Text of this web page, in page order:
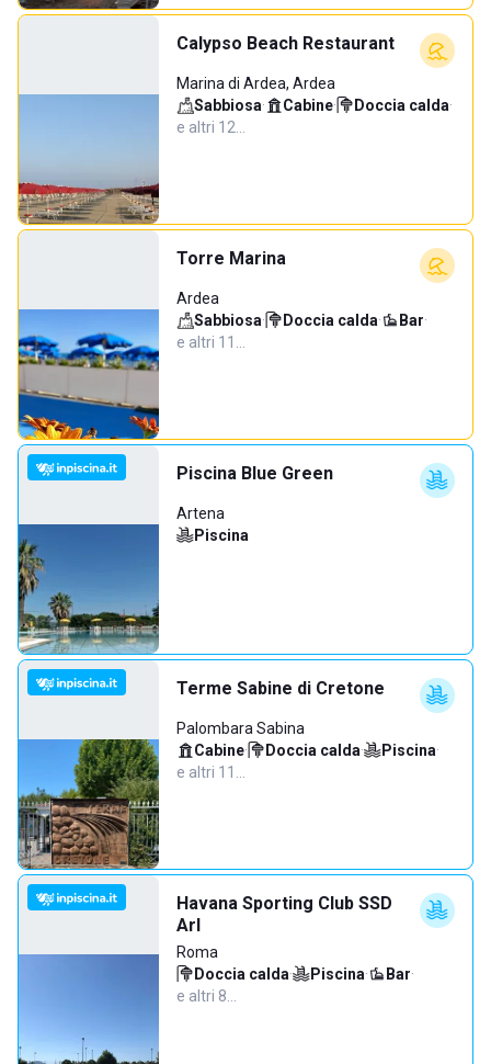
Calypso Beach Restaurant
Marina di Ardea, Ardea
Sabbiosa· Cabine· Doccia calda·
e altri 12…
Torre Marina
Ardea
Sabbiosa· Doccia calda· Bar·
e altri 11…
Piscina Blue Green
Artena
Piscina
Terme Sabine di Cretone
Palombara Sabina
Cabine· Doccia calda· Piscina·
e altri 11…
Havana Sporting Club SSD
Arl
Roma
Doccia calda· Piscina· Bar·
e altri 8…